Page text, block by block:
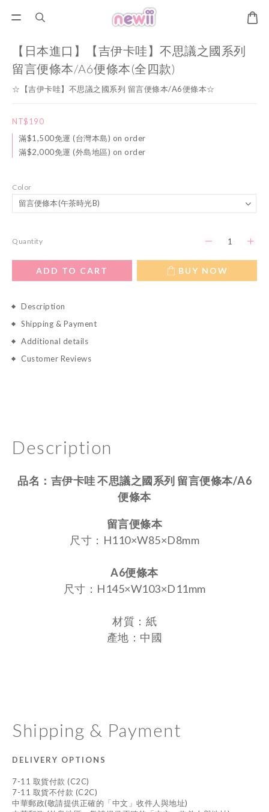
【日本進口】【吉伊卡哇】不思議之國系列
留言便條本/A6便條本(全四款)
☆【吉伊卡哇】不思議之國系列 留言便條本/A6便條本☆
NT$190
滿$1,500免運 (台灣本島) on order
滿$2,000免運 (外島地區) on order
Color
Quantity
ADD TO CART BUY NOW
Description
Shipping & Payment
Additional details
Customer Reviews
Description
品名： 吉伊卡哇 不思議之國系列 留言便條本/A6
便條本
留言便條本
尺寸：H110×W85×D8mm
A6便條本
尺寸：H145×W103×D11mm
材質：紙
產地：中國
Shipping & Payment
DELIVERY OPTIONS
7-11 取貨付款 (C2C)
7-11 取貨不付款 (C2C)
中華郵政(敬請提供正確的「中文」收件人與地址)